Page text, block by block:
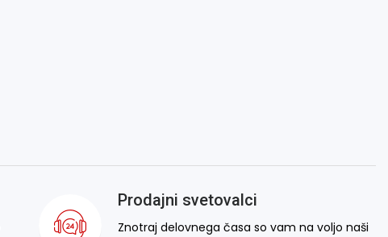
Prodajni svetovalci
Znotraj delovnega časa so vam na voljo naši